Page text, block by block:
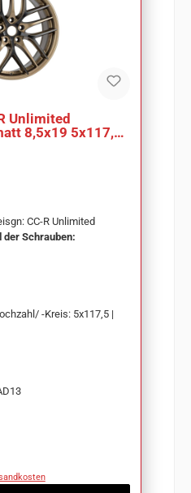
Unlimited
8,5x19 5x117,5
CC-R Unlimited
Schrauben:
-Kreis: 5x117,5 |